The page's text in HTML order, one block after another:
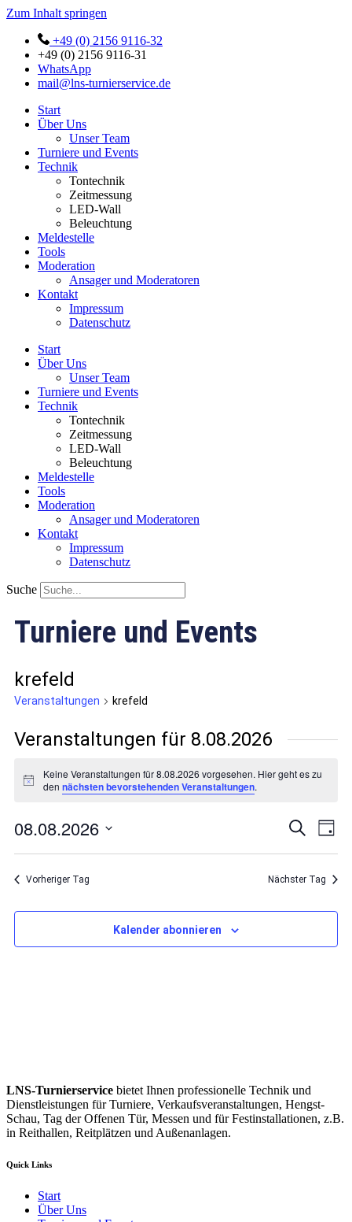
Zum Inhalt springen
+49 (0) 2156 9116-32
+49 (0) 2156 9116-31
WhatsApp
mail@lns-turnierservice.de
Start
Über Uns
Unser Team
Turniere und Events
Technik
Tontechnik
Zeitmessung
LED-Wall
Beleuchtung
Meldestelle
Tools
Moderation
Ansager und Moderatoren
Kontakt
Impressum
Datenschutz
Start
Über Uns
Unser Team
Turniere und Events
Technik
Tontechnik
Zeitmessung
LED-Wall
Beleuchtung
Meldestelle
Tools
Moderation
Ansager und Moderatoren
Kontakt
Impressum
Datenschutz
Suche
Turniere und Events
krefeld
Veranstaltungen krefeld
Veranstaltungen für 8.08.2026
Hinweis
Keine Veranstaltungen für 8.08.2026 vorgesehen. Hier geht es zu
den nächsten bevorstehenden Veranstaltungen.
Suche
und
Suche
Tag
08.08.2026
Vorheriger Tag Nächster Tag
Kalender abonnieren
LNS-Turnierservice bietet Ihnen professionelle Technik und
Dienstleistungen für Turniere, Verkaufsveranstaltungen, Hengst-
Schau, Tag der Offenen Tür, Messen und für Festinstallationen, z.B.
in Reithallen, Reitplätzen und Außenanlagen.
Quick Links
Start
Über Uns